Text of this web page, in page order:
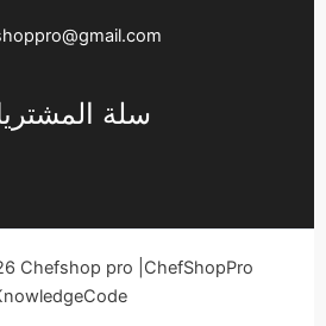
سلة
Chefshop pro |ChefShopPro